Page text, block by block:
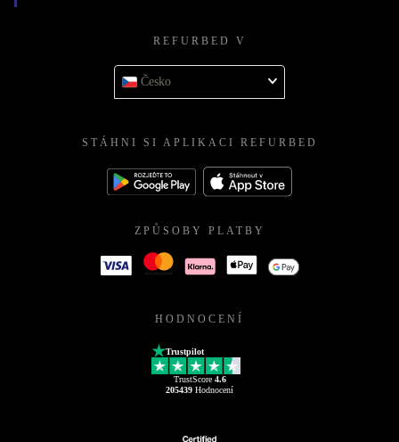
REFURBED V
Česko
STÁHNI SI APLIKACI REFURBED
ZPŮSOBY PLATBY
HODNOCENÍ
Trustpilot
TrustScore 4.6
205439 Hodnocení